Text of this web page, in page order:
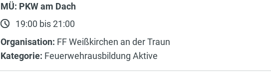
MÜ: PKW am Dach
19:00 bis 21:00
Organisation: FF Weißkirchen an der Traun
Kategorie: Feuerwehrausbildung Aktive